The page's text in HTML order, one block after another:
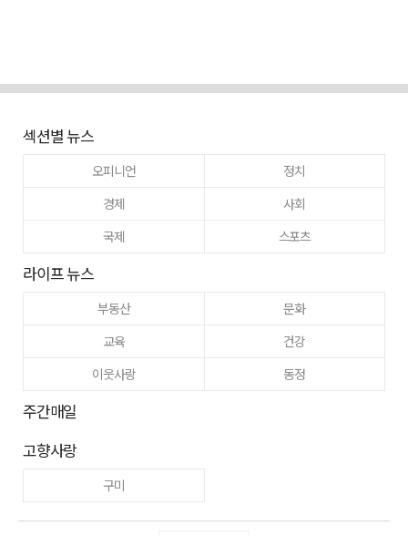
섹션별 뉴스
오피니언
정치
경제
사회
국제
스포츠
라이프 뉴스
부동산
문화
교육
건강
이웃사랑
동정
주간매일
고향사랑
구미